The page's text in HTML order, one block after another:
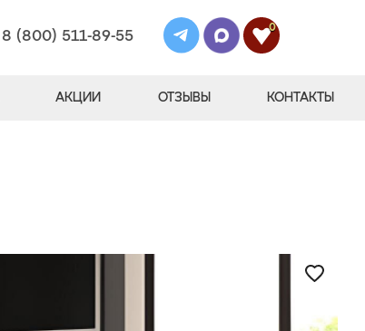
8 (800) 511-89-55
0
АКЦИИ ОТЗЫВЫ КОНТАКТЫ